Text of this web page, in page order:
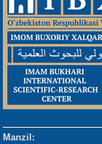
Manzil: